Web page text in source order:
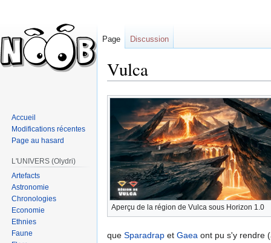
Vulca
Sauter
navigation
Sauter
recherche
Aperçu de la région de Vulca sous Horizon 1.0
que Sparadrap et Gaea ont pu s'y rendre
Page Discussion
Accueil
Modifications récentes
Page au hasard
L'UNIVERS (Olydri)
Artefacts
Astronomie
Chronologies
Economie
Ethnies
Faune